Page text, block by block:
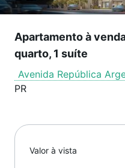
Apartamento à
quarto, 1 suíte
Avenida República
PR
Valor à vista